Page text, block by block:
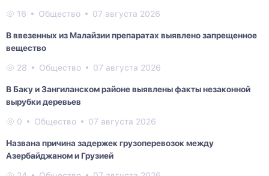
16 Общество 07 августа 2026
В ввезенных из Малайзии препаратах выявлено запрещенное
вещество
28 Общество 07 августа 2026
В Баку и Зангиланском районе выявлены факты незаконной
вырубки деревьев
0 Общество 07 августа 2026
Названа причина задержек грузоперевозок между
Азербайджаном и Грузией